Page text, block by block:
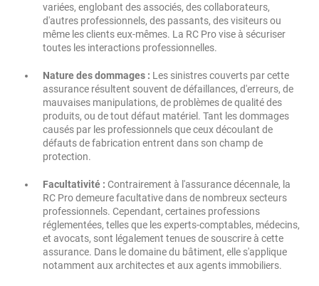
variées, englobant des associés, des collaborateurs,
d'autres professionnels, des passants, des visiteurs ou
même les clients eux-mêmes. La RC Pro vise à sécuriser
toutes les interactions professionnelles.
Nature des dommages : Les sinistres couverts par cette
assurance résultent souvent de défaillances, d'erreurs, de
mauvaises manipulations, de problèmes de qualité des
produits, ou de tout défaut matériel. Tant les dommages
causés par les professionnels que ceux découlant de
défauts de fabrication entrent dans son champ de
protection.
Facultativité : Contrairement à l'assurance décennale, la
RC Pro demeure facultative dans de nombreux secteurs
professionnels. Cependant, certaines professions
réglementées, telles que les experts-comptables, médecins,
et avocats, sont légalement tenues de souscrire à cette
assurance. Dans le domaine du bâtiment, elle s'applique
notamment aux architectes et aux agents immobiliers.